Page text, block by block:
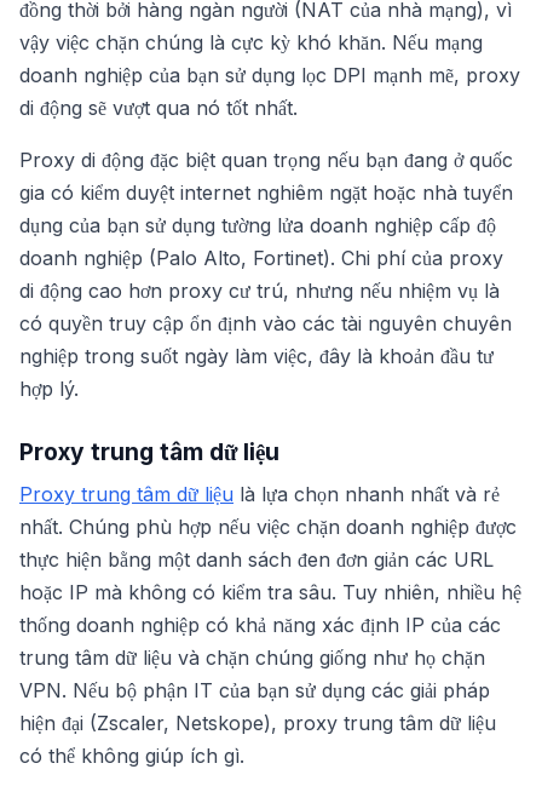
đồng thời bởi hàng ngàn người (NAT của nhà mạng), vì
vậy việc chặn chúng là cực kỳ khó khăn. Nếu mạng
doanh nghiệp của bạn sử dụng lọc DPI mạnh mẽ, proxy
di động sẽ vượt qua nó tốt nhất.
Proxy di động đặc biệt quan trọng nếu bạn đang ở quốc
gia có kiểm duyệt internet nghiêm ngặt hoặc nhà tuyển
dụng của bạn sử dụng tường lửa doanh nghiệp cấp độ
doanh nghiệp (Palo Alto, Fortinet). Chi phí của proxy
di động cao hơn proxy cư trú, nhưng nếu nhiệm vụ là
có quyền truy cập ổn định vào các tài nguyên chuyên
nghiệp trong suốt ngày làm việc, đây là khoản đầu tư
hợp lý.
Proxy trung tâm dữ liệu
Proxy trung tâm dữ liệu là lựa chọn nhanh nhất và rẻ
nhất. Chúng phù hợp nếu việc chặn doanh nghiệp được
thực hiện bằng một danh sách đen đơn giản các URL
hoặc IP mà không có kiểm tra sâu. Tuy nhiên, nhiều hệ
thống doanh nghiệp có khả năng xác định IP của các
trung tâm dữ liệu và chặn chúng giống như họ chặn
VPN. Nếu bộ phận IT của bạn sử dụng các giải pháp
hiện đại (Zscaler, Netskope), proxy trung tâm dữ liệu
có thể không giúp ích gì.